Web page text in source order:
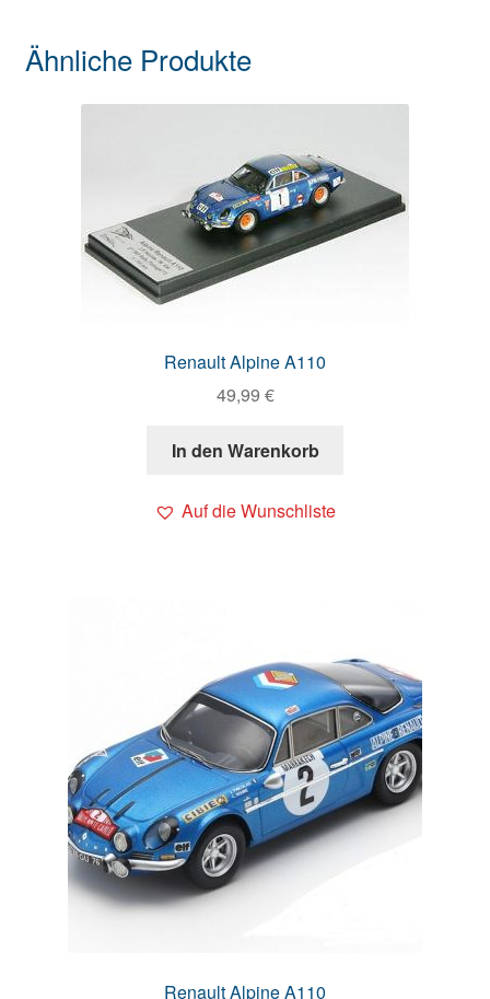
Ähnliche Produkte
Renault Alpine A110
49,99 €
In den Warenkorb
Auf die Wunschliste
Renault Alpine A110